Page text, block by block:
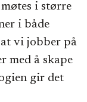
i større
i både
vi jobber på
med å skape
gir det